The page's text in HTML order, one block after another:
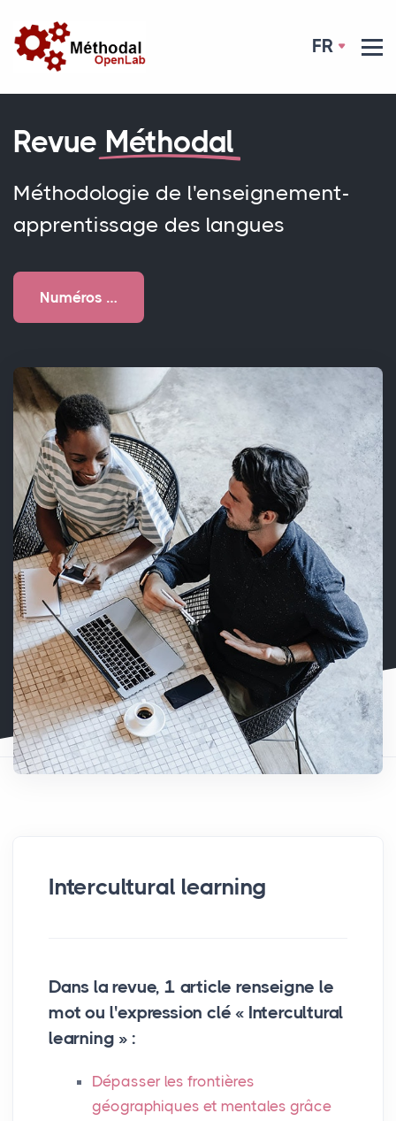
FR
Revue Méthodal
Méthodologie de l'enseignement-
apprentissage des langues
Numéros …
Intercultural learning
Dans la revue, 1 article renseigne le
mot ou l'expression clé « Intercultural
learning » :
Dépasser les frontières
géographiques et mentales grâce